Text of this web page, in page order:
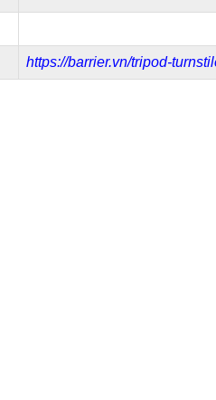
https://barrier.vn/tripod-